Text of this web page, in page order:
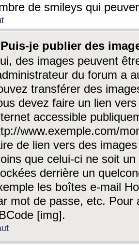
de smileys qui
je publier des
des images peuvent
du forum a
transférer des
devez faire un lien
accessible
www.exemple.com/
de lien vers des
que celui-ci ne soit
derrière un
les boîtes e-mail
mot de passe, etc. Pour
[img].